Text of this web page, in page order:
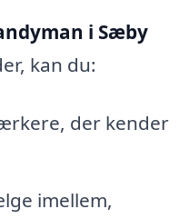
i Sæby
kan du:
der kender
imellem,